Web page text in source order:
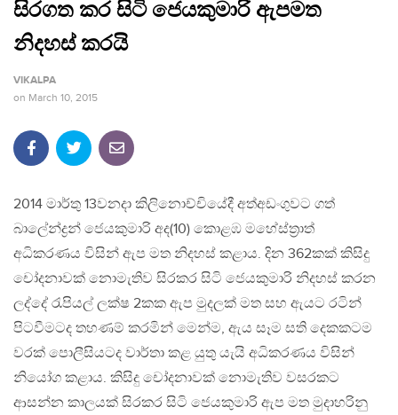
සිරගත කර සිටි ජෙයකුමාරි ඇපමත
නිදහස් කරයි
VIKALPA
on March 10, 2015
2014 මාර්තු 13වනදා කිලිනොච්චියේදී අත්අඩංගුවට ගත්
බාලේන්ද්‍රන් ජෙයකුමාරි අද(10) කොළඹ මහේස්ත්‍රාත්
අධිකරණය විසින් ඇප මත නිදහස් කළාය. දින 362කක් කිසිදු
චෝදනාවක් නොමැතිව සිරකර සිටි ජෙයකුමාරි නිදහස් කරන
ලද්දේ රැපියල් ලක්ෂ 2කක ඇප මුදලක් මත සහ ඇයට රටින්
පිටවීමටද තහණම් කරමින් මෙන්ම, ඇය සෑම සති දෙකකටම
වරක් පොලීසියටද වාර්තා කළ යුතු යැයි අධිකරණය විසින්
නියෝග කළාය. කිසිදු චෝදනාවක් නොමැතිව වසරකට
ආසන්න කාලයක් සිරකර සිටි ජෙයකුමාරි ඇප මත මුදාහරිනු